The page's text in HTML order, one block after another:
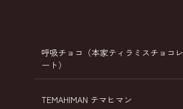
呼吸チョコ（本家ティラミスチョコレ
ート）
TEMAHIMAN テマヒマン